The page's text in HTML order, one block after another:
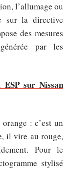
l’allumage ou
sur la directive
des mesures
par les
ESP sur Nissan
: c’est un
il vire au rouge,
Pour le
stylisé